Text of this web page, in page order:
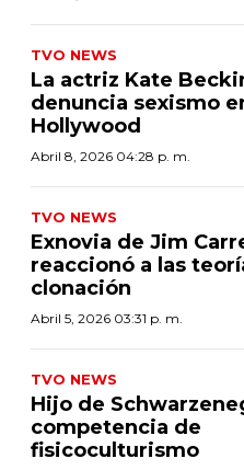
TVO NEWS
La actriz Kate
denuncia sexismo
Hollywood
Abril 8, 2026 04:28 p. m.
TVO NEWS
Exnovia de Jim
reaccionó a las
clonación
Abril 5, 2026 03:31 p. m.
TVO NEWS
Hijo de
competencia de
fisicoculturismo